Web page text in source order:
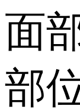
面
部